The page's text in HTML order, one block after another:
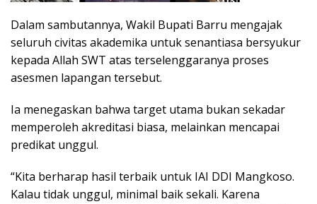
Dalam sambutannya, Wakil Bupati Barru mengajak
seluruh civitas akademika untuk senantiasa bersyukur
kepada Allah SWT atas terselenggaranya proses
asesmen lapangan tersebut.
Ia menegaskan bahwa target utama bukan sekadar
memperoleh akreditasi biasa, melainkan mencapai
predikat unggul.
“Kita berharap hasil terbaik untuk IAI DDI Mangkoso.
Kalau tidak unggul, minimal baik sekali. Karena